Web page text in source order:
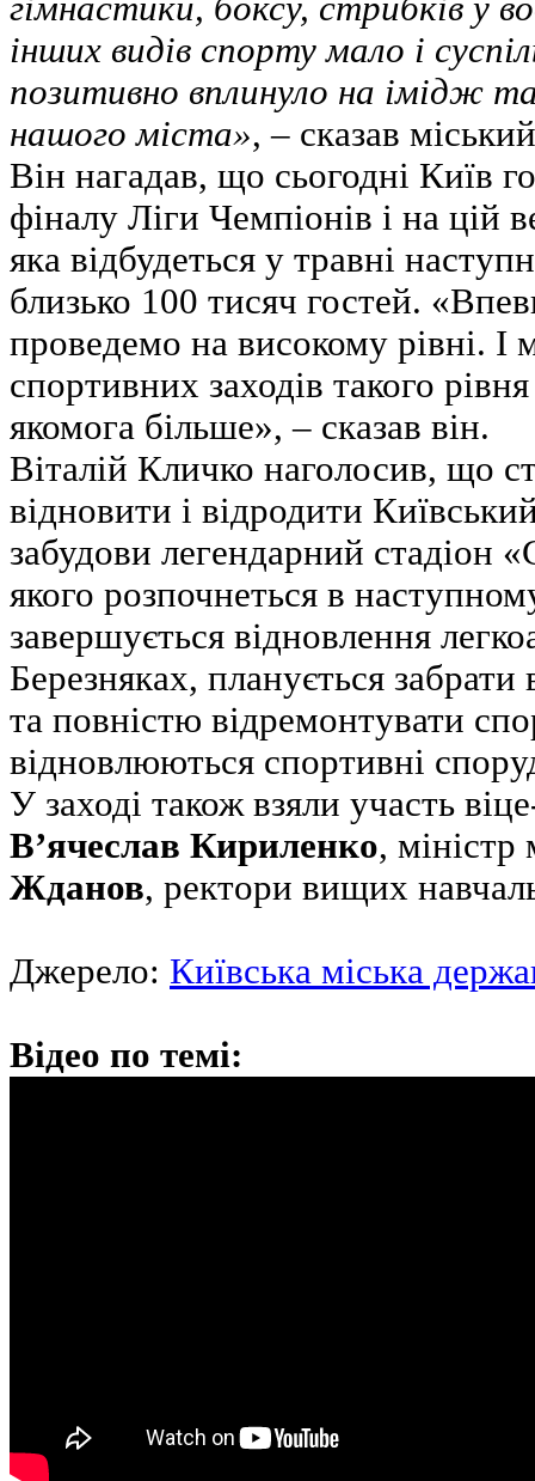
гімнастики, боксу, стрибків у
інших видів спорту мало і
позитивно вплинуло на імідж
нашого міста», – сказав
Він нагадав, що сьогодні Київ
фіналу Ліги Чемпіонів і на цій
яка відбудеться у травні
близько 100 тисяч гостей.
проведемо на високому рівні. І
спортивних заходів такого
якомога більше», – сказав він.
Віталій Кличко наголосив, що
відновити і відродити
забудови легендарний стадіон
якого розпочнеться в
завершується відновлення
Березняках, планується забрати
та повністю відремонтувати
відновлюються спортивні
У заході також взяли участь
В’ячеслав Кириленко,
Жданов, ректори вищих
Джерело: Київська міська
Відео по темі: